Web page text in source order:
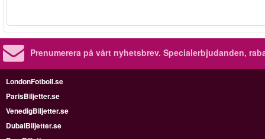
Prenumerera på vårt nyhetsbrev. Specialerbjudanden,
LondonFotboll.se
ParisBiljetter.se
VenedigBiljetter.se
DubaiBiljetter.se